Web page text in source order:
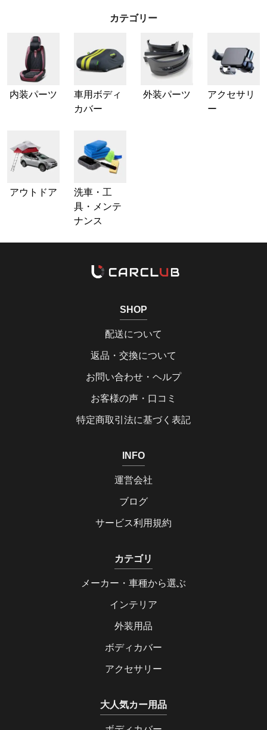
カテゴリー
内装パーツ
車用ボディ
カバー
外装パーツ
アクセサリ
ー
アウトドア
洗車・工
具・メンテ
ナンス
SHOP
配送について
返品・交換について
お問い合わせ・ヘルプ
お客様の声・口コミ
特定商取引法に基づく表記
INFO
運営会社
ブログ
サービス利用規約
カテゴリ
メーカー・車種から選ぶ
インテリア
外装用品
ボディカバー
アクセサリー
大人気カー用品